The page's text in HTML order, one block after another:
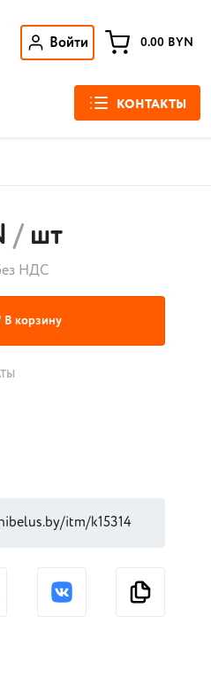
Войти 0.00 BYN
КОНТАКТЫ
/шт
НДС
В корзину